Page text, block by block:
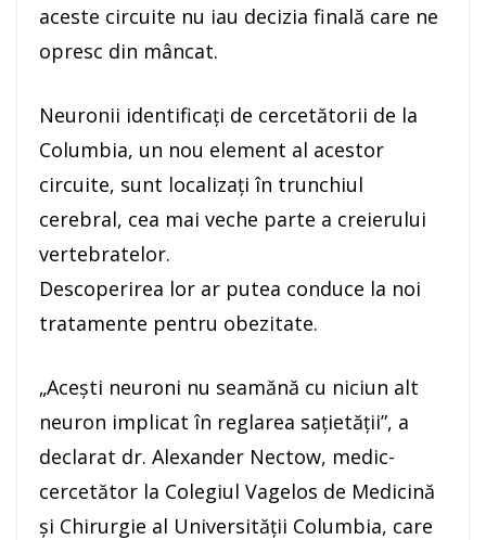
aceste circuite nu iau decizia finală care ne
opresc din mâncat.
Neuronii identificaţi de cercetătorii de la
Columbia, un nou element al acestor
circuite, sunt localizaţi în trunchiul
cerebral, cea mai veche parte a creierului
vertebratelor.
Descoperirea lor ar putea conduce la noi
tratamente pentru obezitate.
„Aceşti neuroni nu seamănă cu niciun alt
neuron implicat în reglarea saţietăţii”, a
declarat dr. Alexander Nectow, medic-
cercetător la Colegiul Vagelos de Medicină
şi Chirurgie al Universităţii Columbia, care